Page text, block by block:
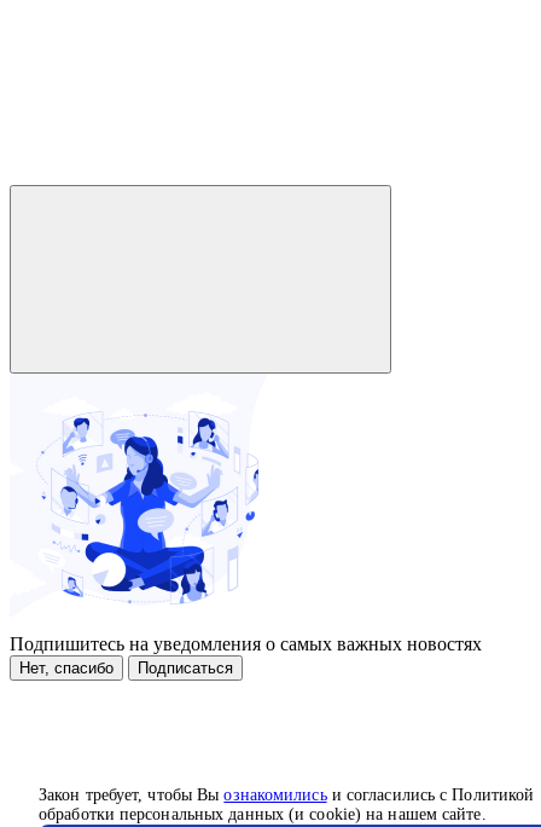
Закон требует, чтобы Выознакомилисьи согласились с Политикой
обработки персональных данных (и cookie) на нашем сайте.
Подпишитесь на уведомления о самых важных новостях
Нет, спасибо Подписаться